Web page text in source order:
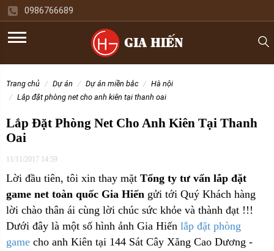
0986766689
trang chủ dự án dự án miền bắc
hà nội
lắp đặt phòng net cho anh kiên tại thanh oai
Lắp Đặt Phòng Net Cho Anh Kiên Tại Thanh
Oai
11/11/2017 14:59
Lời đầu tiên, tôi xin thay mặt Tổng ty tư vấn lắp đặt
game net toàn quốc Gia Hiến gửi tới Quý Khách hàng
lời chào thân ái cùng lời chúc sức khỏe và thành đạt !!!
Dưới đây là một số hình ảnh Gia Hiến lắp đặt phòng
game cho anh Kiên tại 144 Sát Cây Xăng Cao Dương -